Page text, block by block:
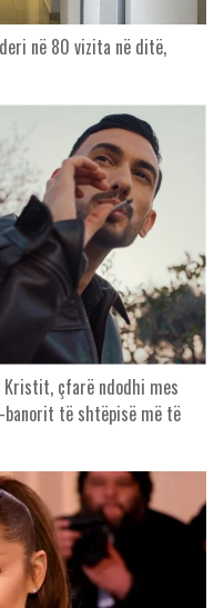
në 80 vizita në ditë,
Kristit, çfarë ndodhi mes
të shtëpisë më të